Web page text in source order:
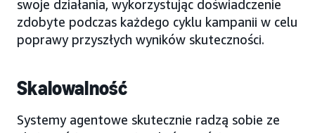
swoje działania, wykorzystując doświadczenie
zdobyte podczas każdego cyklu kampanii w celu
poprawy przyszłych wyników skuteczności.
Skalowalność
Systemy agentowe skutecznie radzą sobie ze